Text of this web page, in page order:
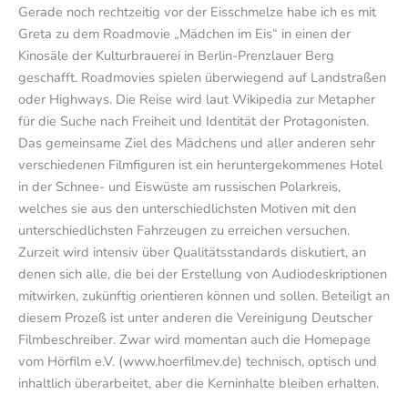
Gerade noch rechtzeitig vor der Eisschmelze habe ich es mit
Greta zu dem Roadmovie „Mädchen im Eis“ in einen der
Kinosäle der Kulturbrauerei in Berlin-Prenzlauer Berg
geschafft. Roadmovies spielen überwiegend auf Landstraßen
oder Highways. Die Reise wird laut Wikipedia zur Metapher
für die Suche nach Freiheit und Identität der Protagonisten.
Das gemeinsame Ziel des Mädchens und aller anderen sehr
verschiedenen Filmfiguren ist ein heruntergekommenes Hotel
in der Schnee- und Eiswüste am russischen Polarkreis,
welches sie aus den unterschiedlichsten Motiven mit den
unterschiedlichsten Fahrzeugen zu erreichen versuchen.
Zurzeit wird intensiv über Qualitätsstandards diskutiert, an
denen sich alle, die bei der Erstellung von Audiodeskriptionen
mitwirken, zukünftig orientieren können und sollen. Beteiligt an
diesem Prozeß ist unter anderen die Vereinigung Deutscher
Filmbeschreiber. Zwar wird momentan auch die Homepage
vom Hörfilm e.V. (www.hoerfilmev.de) technisch, optisch und
inhaltlich überarbeitet, aber die Kerninhalte bleiben erhalten.